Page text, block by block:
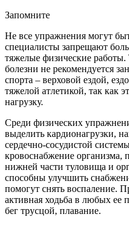
Запомните
Hе все упражнения могут
специалисты запрещают
тяжелые физические работы.
болезни не рекомендуется
спорта – верховой ездой,
тяжелой атлетикой, так как
нагрузку.
Среди физических
выделить кардионагрузки,
сердечно-сосудистой
кровоснабжение организма,
нижней части туловища и
способны улучшить
помогут снять воспаление.
активная ходьба в любых ее
бег трусцой, плавание.